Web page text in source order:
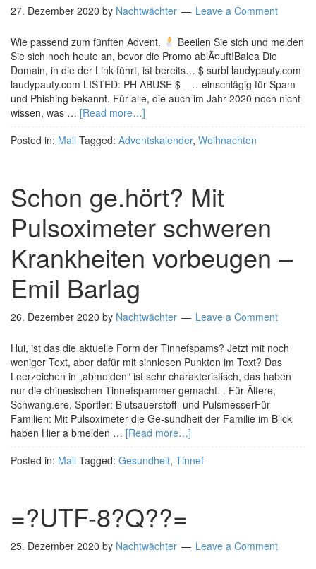
27. Dezember 2020 by Nachtwächter Leave a Comment
Wie passend zum fünften Advent.
Beeilen Sie sich und melden
Sie sich noch heute an, bevor die Promo ablÃ¤uft!Balea Die
Domain, in die der Link führt, ist bereits… $ surbl laudypauty.com
laudypauty.com LISTED: PH ABUSE $ _ …einschlägig für Spam
und Phishing bekannt. Für alle, die auch im Jahr 2020 noch nicht
wissen, was … [Read more…]
Posted in: Mail Tagged: Adventskalender, Weihnachten
Schon ge.hört? Mit
Pulsoximeter schweren
Krankheiten vorbeugen –
Emil Barlag
26. Dezember 2020 by Nachtwächter Leave a Comment
Hui, ist das die aktuelle Form der Tinnefspams? Jetzt mit noch
weniger Text, aber dafür mit sinnlosen Punkten im Text? Das
Leerzeichen in „abmelden“ ist sehr charakteristisch, das haben
nur die chinesischen Tinnefspammer gemacht. . Für Ältere,
Schwang.ere, Sportler: Blutsauerstoff- und PulsmesserFür
Familien: Mit Pulsoximeter die Ge-sundheit der Familie im Blick
haben Hier a bmelden … [Read more…]
Posted in: Mail Tagged: Gesundheit, Tinnef
=?UTF-8?Q??=
25. Dezember 2020 by Nachtwächter Leave a Comment